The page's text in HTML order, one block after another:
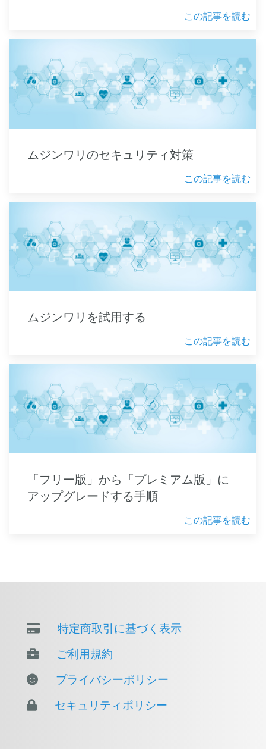
この記事を読む
ムジンワリのセキュリティ対策
この記事を読む
ムジンワリを試用する
この記事を読む
「フリー版」から「プレミアム版」に
アップグレードする手順
この記事を読む
特定商取引に基づく表示
ご利用規約
プライバシーポリシー
セキュリティポリシー